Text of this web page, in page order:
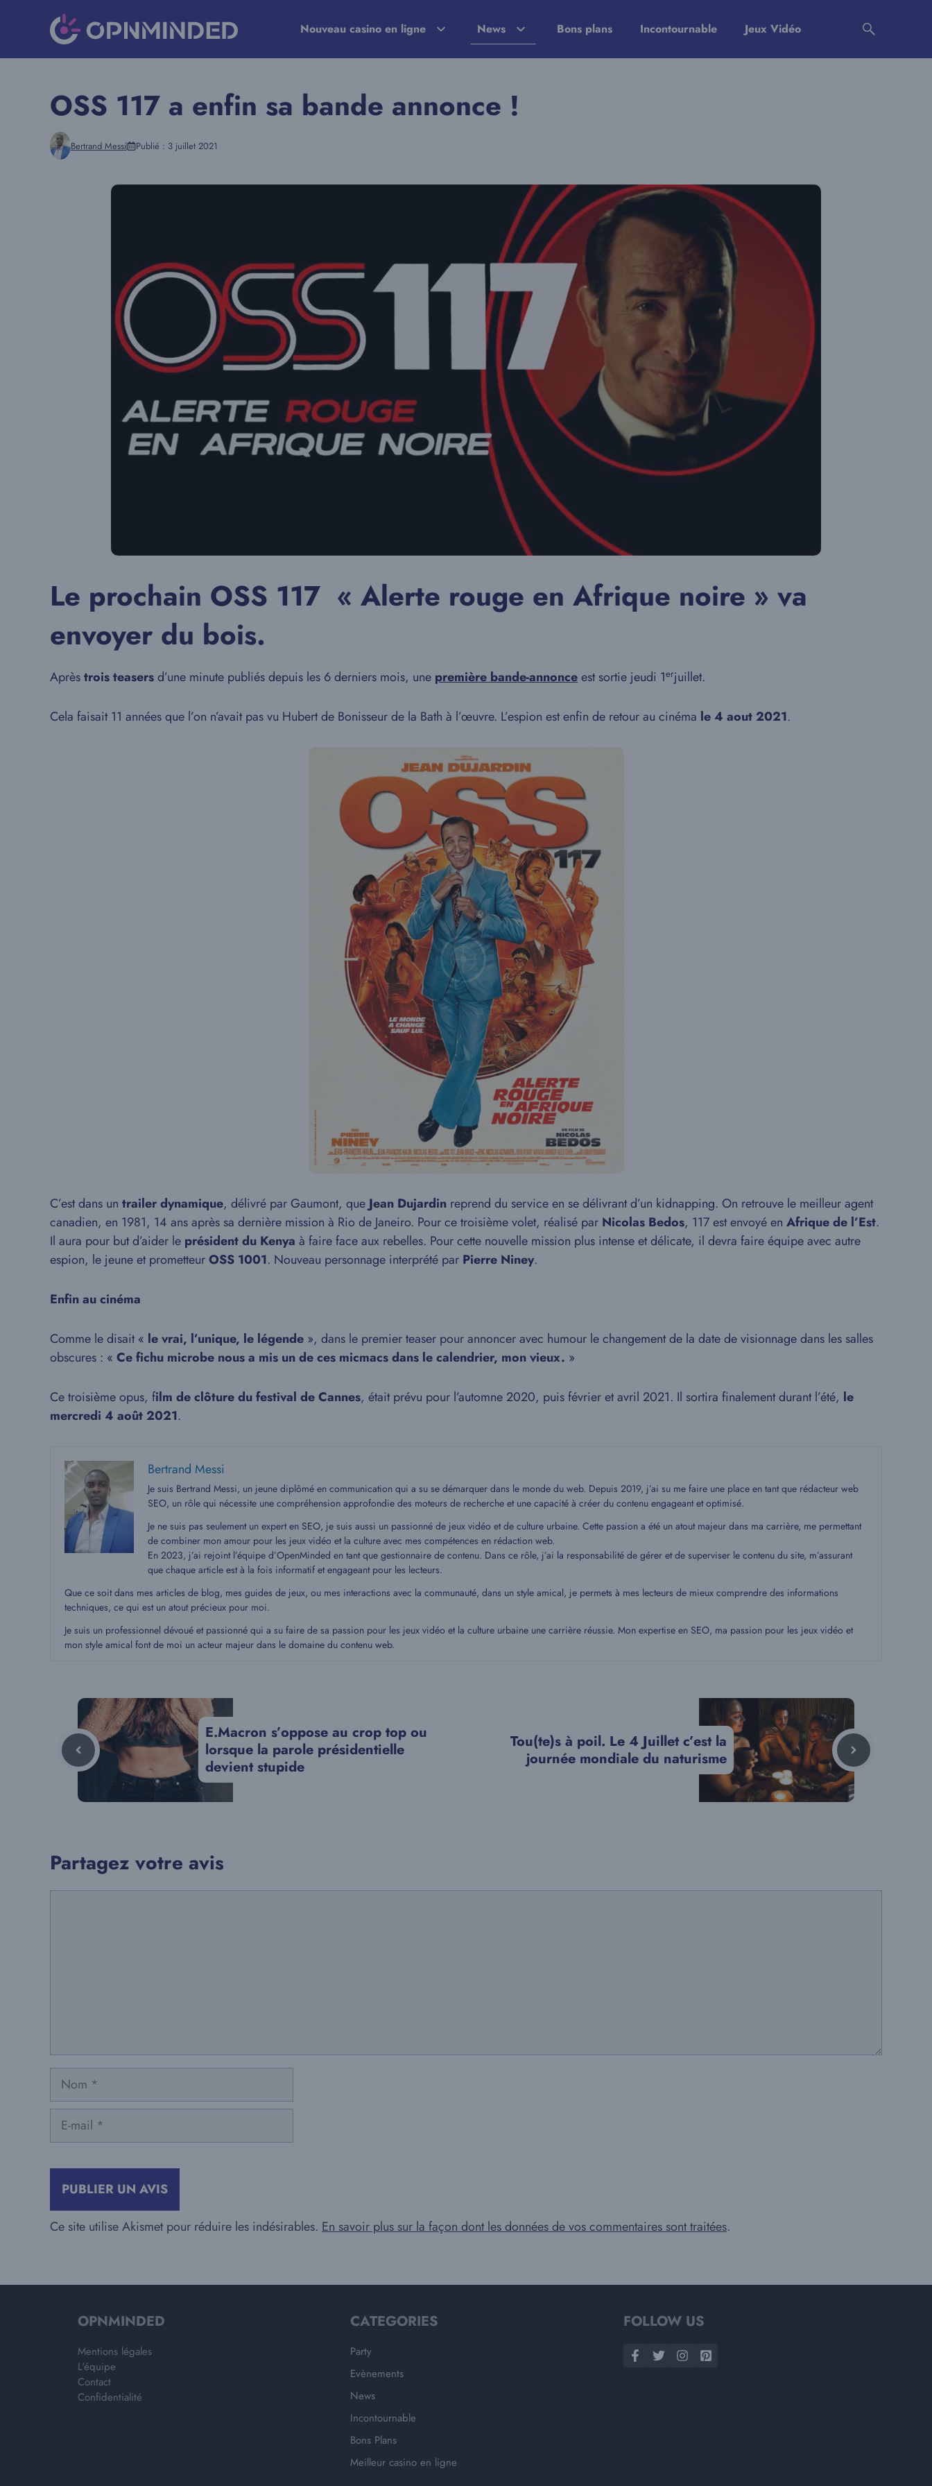
Nouveau casino en ligne News Bons plans Incontournable Jeux Vidéo
OSS 117 a enfin sa bande annonce !
Bertrand Messi Publié : 3 juillet 2021
Le prochain OSS 117 « Alerte rouge en Afrique noire » va
envoyer du bois.
Aprèstrois teasersd’une minute publiés depuis les 6 derniers mois, une première bande-annonceest sortie jeudi 1erjuillet.
Cela faisait 11 années que l’on n’avait pas vu Hubert de Bonisseur de la Bath à l’œuvre. L’espion est enfin de retour au cinéma le 4 aout 2021.
C’est dans un trailer dynamique, délivré par Gaumont, que Jean Dujardin reprend du service en se délivrant d’un kidnapping. On retrouve le meilleur agent
canadien, en 1981, 14 ans après sa dernière mission à Rio de Janeiro. Pour ce troisième volet, réalisé par Nicolas Bedos, 117 est envoyé en Afrique de l’Est.
Il aura pour but d’aider le président du Kenya à faire face aux rebelles. Pour cette nouvelle mission plus intense et délicate, il devra faire équipe avec autre
espion, le jeune et prometteurOSS 1001. Nouveau personnage interprété par Pierre Niney.
Enfin au cinéma
Comme le disait « le vrai, l’unique, le légende », dans le premier teaser pour annoncer avec humour le changement de la date de visionnage dans les salles
obscures : « Ce fichu microbe nous a mis un de ces micmacs dans le calendrier, mon vieux. »
Ce troisième opus, film de clôture du festival de Cannes, était prévu pour l’automne 2020, puis février et avril 2021. Il sortira finalement durant l’été, le
mercredi 4 août 2021.
Bertrand Messi
Je suis Bertrand Messi, un jeune diplômé en communication qui a su se démarquer dans le monde du web. Depuis 2019, j’ai su me faire une place en tant que rédacteur web
SEO, un rôle qui nécessite une compréhension approfondie des moteurs de recherche et une capacité à créer du contenu engageant et optimisé.
Je ne suis pas seulement un expert en SEO, je suis aussi un passionné de jeux vidéo et de culture urbaine. Cette passion a été un atout majeur dans ma carrière, me permettant
de combiner mon amour pour les jeux vidéo et la culture avec mes compétences en rédaction web.
En 2023, j’ai rejoint l’équipe d’OpenMinded en tant que gestionnaire de contenu. Dans ce rôle, j’ai la responsabilité de gérer et de superviser le contenu du site, m’assurant
que chaque article est à la fois informatif et engageant pour les lecteurs.
Que ce soit dans mes articles de blog, mes guides de jeux, ou mes interactions avec la communauté, dans un style amical, je permets à mes lecteurs de mieux comprendre des informations
techniques, ce qui est un atout précieux pour moi.
Je suis un professionnel dévoué et passionné qui a su faire de sa passion pour les jeux vidéo et la culture urbaine une carrière réussie. Mon expertise en SEO, ma passion pour les jeux vidéo et
mon style amical font de moi un acteur majeur dans le domaine du contenu web.
E.Macron s’oppose au crop top ou
lorsque la parole présidentielle
devient stupide
Tou(te)s à poil. Le 4 Juillet c’est la
journée mondiale du naturisme
Partagez votre avis
Nom
mail
Ce site utilise Akismet pour réduire les indésirables. En savoir plus sur la façon dont les données de vos commentaires sont traitées.
OPNMINDED
Mentions légales
L'équipe
Contact
Confidentialité
CATEGORIES
Party
Evènements
News
Incontournable
Bons Plans
Meilleur casino en ligne
FOLLOW US